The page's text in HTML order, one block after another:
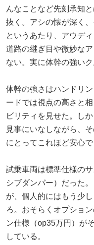
んなことなど先刻承知
抜く。アシの懐が深く
というあたり、アウデ
道路の継ぎ目や微妙な
ない。実に体幹の強いク
体幹の強さはハンドリ
ードでは視点の高さと
ビリティを見せた。し
見事にいなしながら、
にとってこれほど安心
試乗車両は標準仕様の
シブダンパー）だった
が、個人的にはもう少
ろ。おそらくオプショ
ン仕様（op35万円）が
している。